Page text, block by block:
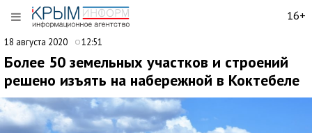
16+
18 августа 2020 12:51
Более 50 земельных участков и строений
решено изъять на набережной в Коктебеле